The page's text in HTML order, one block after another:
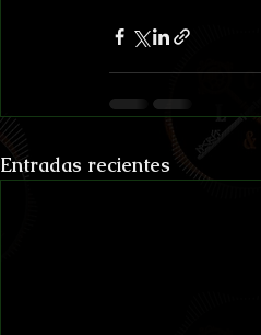
Entradas recientes